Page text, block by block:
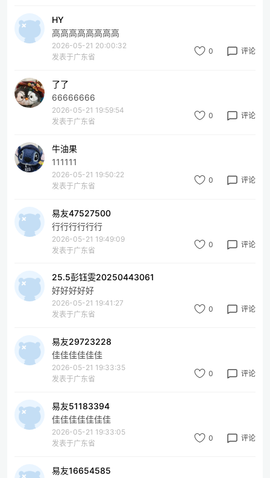
HY
高高高高高高高高
2026-05-21 20:00:32
发表于广东省
0 评论
了了
66666666
2026-05-21 19:59:54
发表于广东省
0 评论
牛油果
111111
2026-05-21 19:50:22
发表于广东省
0 评论
易友47527500
行行行行行行
2026-05-21 19:49:09
发表于广东省
0 评论
25.5彭钰雯20250443061
好好好好好
2026-05-21 19:41:27
发表于广东省
0 评论
易友29723228
佳佳佳佳佳佳
2026-05-21 19:33:35
发表于广东省
0 评论
易友51183394
佳佳佳佳佳佳佳
2026-05-21 19:33:05
发表于广东省
0 评论
易友16654585